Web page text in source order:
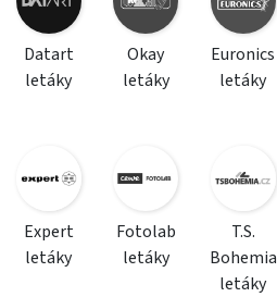
Datart
letáky
Okay
letáky
Euronics
letáky
Expert
letáky
Fotolab
letáky
T.S.
Bohemia
letáky